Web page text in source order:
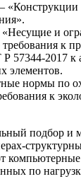
«Конструкции
и
к
57344-2017 к
элементов.
нормы по
к
подбор и
по